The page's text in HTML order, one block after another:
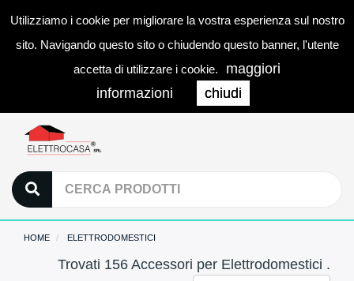
Utilizziamo i cookie per migliorare la vostra esperienza sul nostro
sito. Navigando questo sito o chiudendo questo banner, l'utente
accetta di utilizzare i cookie.
maggiori
informazioni
chiudi
0
HOME ELETTRODOMESTICI
Trovati 156 Accessori per Elettrodomestici .